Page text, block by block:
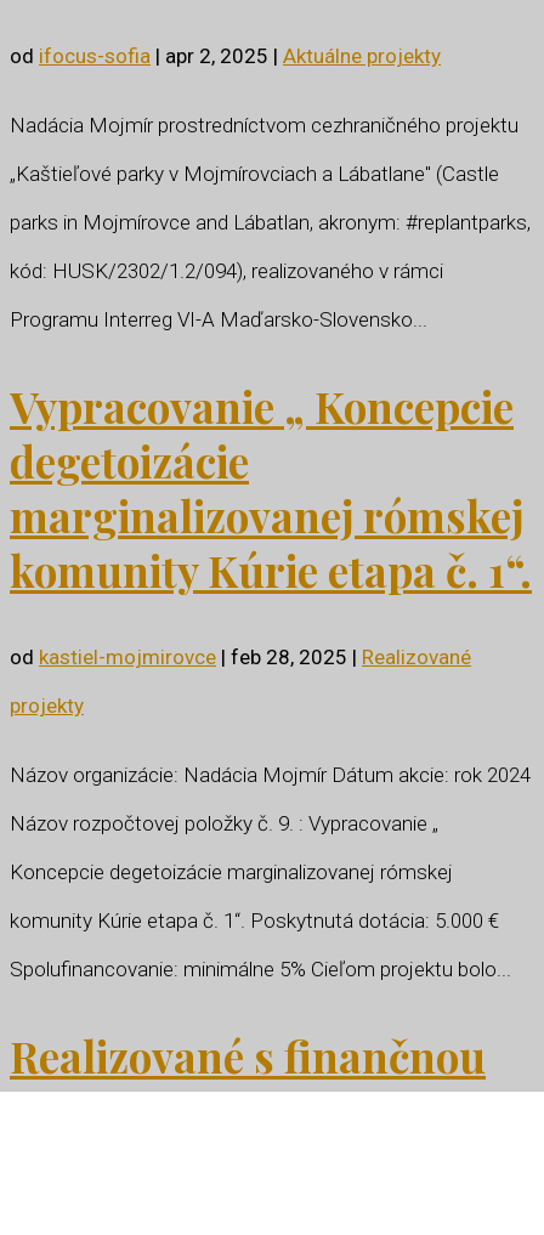
od ifocus-sofia | apr 2, 2025 | Aktuálne projekty
Nadácia Mojmír prostredníctvom cezhraničného projektu
„Kaštieľové parky v Mojmírovciach a Lábatlane" (Castle
parks in Mojmírovce and Lábatlan, akronym: #replantparks,
kód: HUSK/2302/1.2/094), realizovaného v rámci
Programu Interreg VI-A Maďarsko-Slovensko...
Vypracovanie „ Koncepcie
degetoizácie
marginalizovanej rómskej
komunity Kúrie etapa č. 1“.
od kastiel-mojmirovce | feb 28, 2025 | Realizované
projekty
Názov organizácie: Nadácia Mojmír Dátum akcie: rok 2024
Názov rozpočtovej položky č. 9. : Vypracovanie „
Koncepcie degetoizácie marginalizovanej rómskej
komunity Kúrie etapa č. 1“. Poskytnutá dotácia: 5.000 €
Spolufinancovanie: minimálne 5% Cieľom projektu bolo...
Realizované s finančnou
podporou NSK